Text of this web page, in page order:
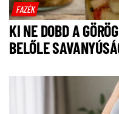
FAZÉK
KI NE DOBD A
BELŐLE